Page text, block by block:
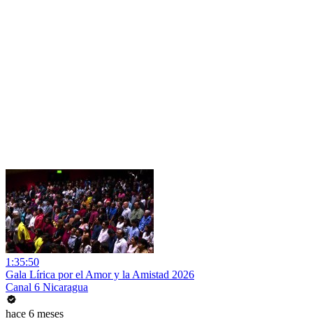
1:35:50
Gala Lírica por el Amor y la Amistad 2026
Canal 6 Nicaragua
hace 6 meses